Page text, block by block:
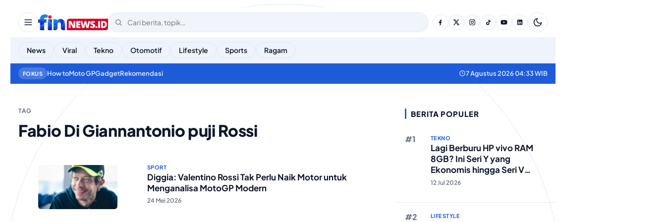
News Viral Tekno Otomotif Lifestyle Sports Ragam
FOKUS How toMoto GPGadgetRekomendasi 7 Agustus 2026 04:33 WIB
TAG
Fabio Di Giannantonio puji Rossi
SPORT
Diggia: Valentino Rossi Tak Perlu Naik Motor untuk
Menganalisa MotoGP Modern
24 Mei 2026
BERITA POPULER
TEKNO
Lagi Berburu HP vivo RAM
8GB? Ini Seri Y yang
Ekonomis hingga Seri V
Berstandar Militer!
12 Jul 2026
LIFESTYLE